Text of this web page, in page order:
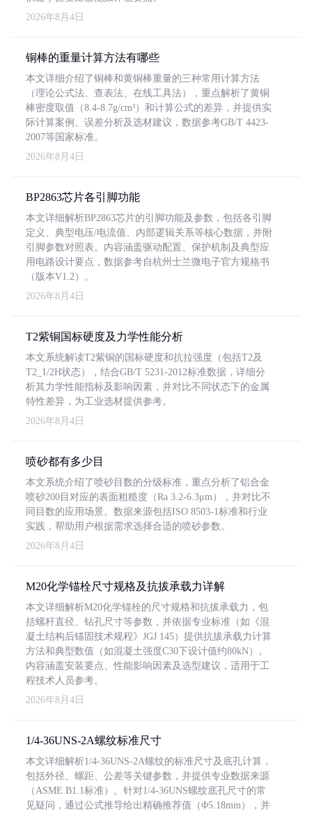
2026年8月4日
铜棒的重量计算方法有哪些
本文详细介绍了铜棒和黄铜棒重量的三种常用计算方法
（理论公式法、查表法、在线工具法），重点解析了黄铜
棒密度取值（8.4-8.7g/cm³）和计算公式的差异，并提供实
际计算案例、误差分析及选材建议，数据参考GB/T 4423-
2007等国家标准。
2026年8月4日
BP2863芯片各引脚功能
本文详细解析BP2863芯片的引脚功能及参数，包括各引脚
定义、典型电压/电流值、内部逻辑关系等核心数据，并附
引脚参数对照表。内容涵盖驱动配置、保护机制及典型应
用电路设计要点，数据参考自杭州士兰微电子官方规格书
（版本V1.2）。
2026年8月4日
T2紫铜国标硬度及力学性能分析
本文系统解读T2紫铜的国标硬度和抗拉强度（包括T2及
T2_1/2H状态），结合GB/T 5231-2012标准数据，详细分
析其力学性能指标及影响因素，并对比不同状态下的金属
特性差异，为工业选材提供参考。
2026年8月4日
喷砂都有多少目
本文系统介绍了喷砂目数的分级标准，重点分析了铝合金
喷砂200目对应的表面粗糙度（Ra 3.2-6.3μm），并对比不
同目数的应用场景。数据来源包括ISO 8503-1标准和行业
实践，帮助用户根据需求选择合适的喷砂参数。
2026年8月4日
M20化学锚栓尺寸规格及抗拔承载力详解
本文详细解析M20化学锚栓的尺寸规格和抗拔承载力，包
括螺杆直径、钻孔尺寸等参数，并依据专业标准（如《混
凝土结构后锚固技术规程》JGJ 145）提供抗拔承载力计算
方法和典型数值（如混凝土强度C30下设计值约80kN）。
内容涵盖安装要点、性能影响因素及选型建议，适用于工
程技术人员参考。
2026年8月4日
1/4-36UNS-2A螺纹标准尺寸
本文详细解析1/4-36UNS-2A螺纹的标准尺寸及底孔计算，
包括外径、螺距、公差等关键参数，并提供专业数据来源
（ASME B1.1标准）。针对1/4-36UNS螺纹底孔尺寸的常
见疑问，通过公式推导给出精确推荐值（Φ5.18mm），并